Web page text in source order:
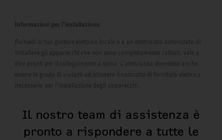
Informazioni per l’installazione:
Richiedi al tuo gestore elettrico locale o a un elettricista autorizzato di
installare gli apparecchi che non sono completamente cablati, vale a
dire pronti per il collegamento a spina. L’elettricista dovrebbe anche
essere in grado di aiutarti ad ottenere il contratto di fornitura elettrica
necessario per l’installazione degli apparecchi.
Il nostro team di assistenza è
pronto a rispondere a tutte le